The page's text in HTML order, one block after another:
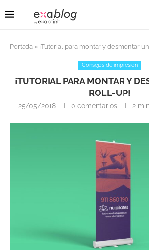
Portada » ¡Tutorial para montar y desmontar
Consejos de impresión
¡TUTORIAL PARA MONTAR Y
ROLL-UP!
25/05/2018 0 comentarios 2